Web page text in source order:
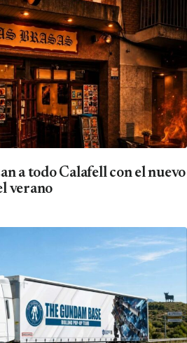
a todo Calafell con el nuevo
verano